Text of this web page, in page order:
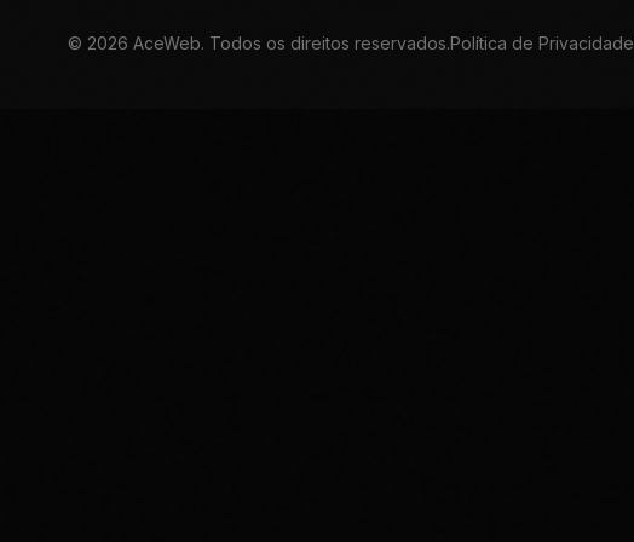
© 2026 AceWeb. Todos os direitos reservados.Política de Privacidade